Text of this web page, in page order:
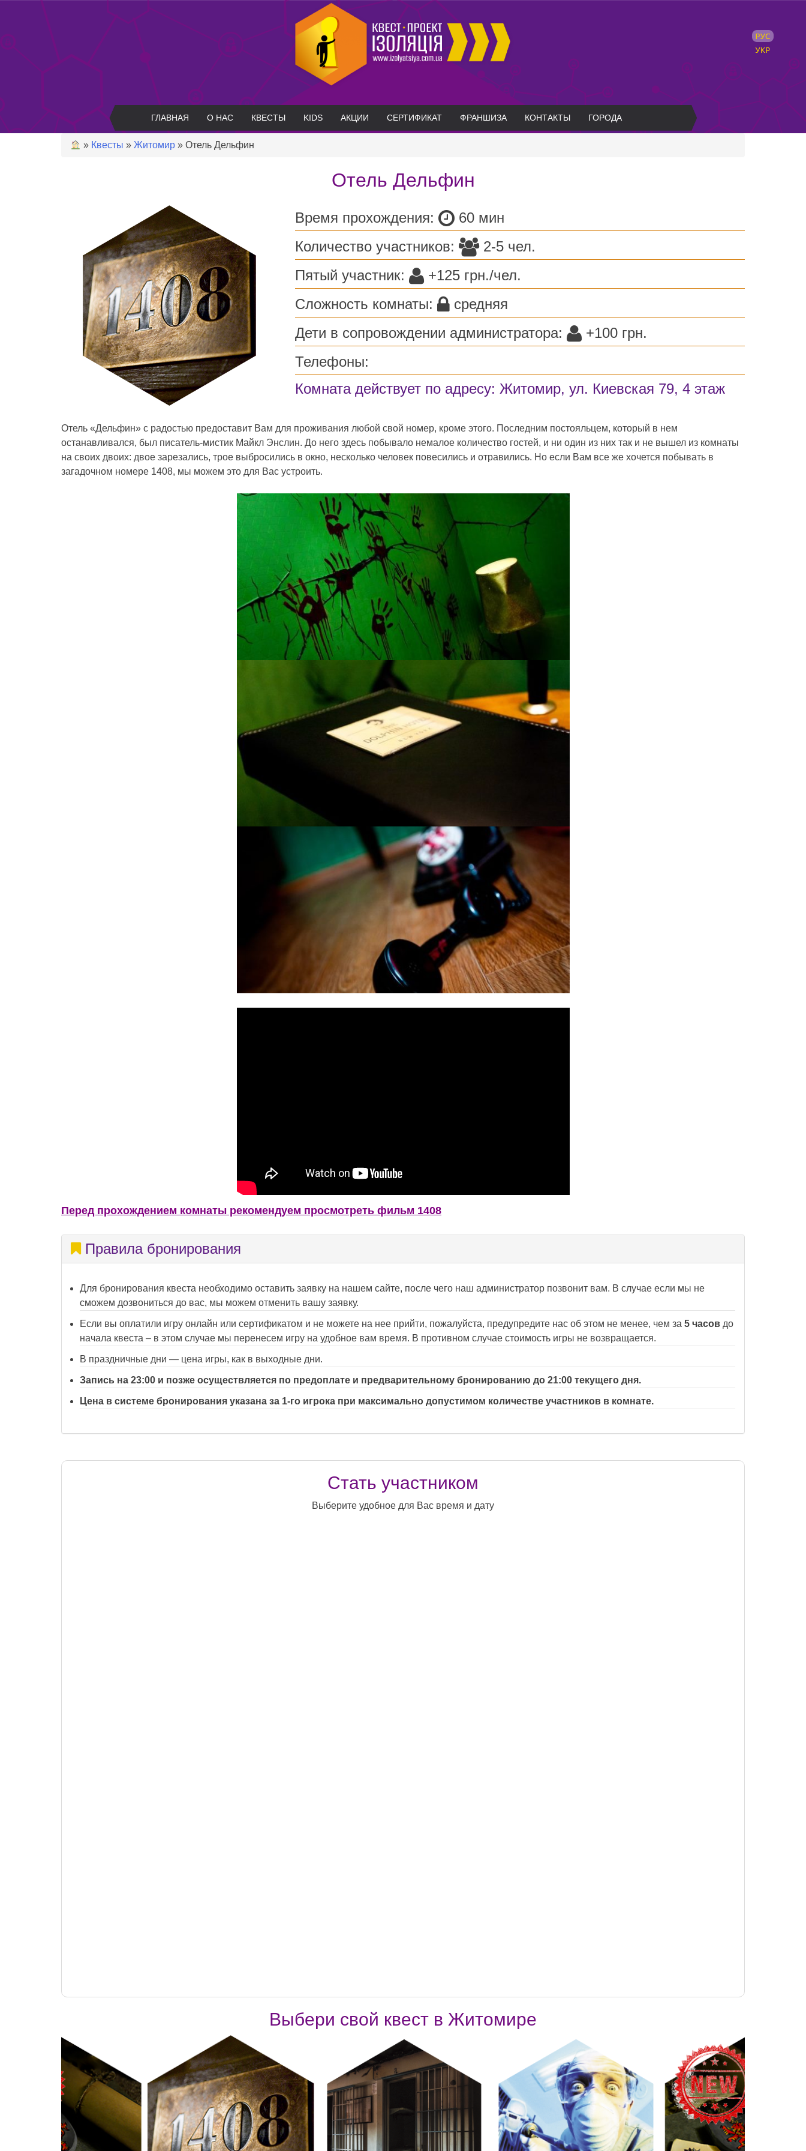
ГЛАВНАЯ О НАС КВЕСТЫ KIDS АКЦИИ СЕРТИФИКАТ ФРАНШИЗА КОНТАКТЫ ГОРОДА
» Квесты » Житомир »Отель Дельфин
Отель Дельфин
Время прохождения:
60 мин
Количество участников:
2-5 чел.
Пятый участник:
+125 грн./чел.
Сложность комнаты:
средняя
Дети в сопровождении администратора:
+100 грн.
Телефоны:
Комната действует по адресу: Житомир, ул. Киевская 79, 4 этаж
Отель «Дельфин» с радостью предоставит Вам для проживания любой свой номер, кроме этого. Последним постояльцем, который в нем
останавливался, был писатель-мистик Майкл Энслин. До него здесь побывало немалое количество гостей, и ни один из них так и не вышел из комнаты
на своих двоих: двое зарезались, трое выбросились в окно, несколько человек повесились и отравились. Но если Вам все же хочется побывать в
загадочном номере 1408, мы можем это для Вас устроить.
Перед прохождением комнаты рекомендуем просмотреть фильм 1408
Правила бронирования
Для бронирования квеста необходимо оставить заявку на нашем сайте, после чего наш администратор позвонит вам. В случае если мы не
сможем дозвониться до вас, мы можем отменить вашу заявку.
Если вы оплатили игру онлайн или сертификатом и не можете на нее прийти, пожалуйста, предупредите нас об этом не менее, чем за 5 часов до
начала квеста – в этом случае мы перенесем игру на удобное вам время. В противном случае стоимость игры не возвращается.
В праздничные дни — цена игры, как в выходные дни.
Запись на 23:00 и позже осуществляется по предоплате и предварительному бронированию до 21:00 текущего дня.
Цена в системе бронирования указана за 1-го игрока при максимально допустимом количестве участников в комнате.
Стать участником
Выберите удобное для Вас время и дату
Выбери свой квест в Житомире